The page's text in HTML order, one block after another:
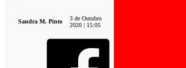
Sandra M. Pinto
3 de Outubro
2020 | 15:05